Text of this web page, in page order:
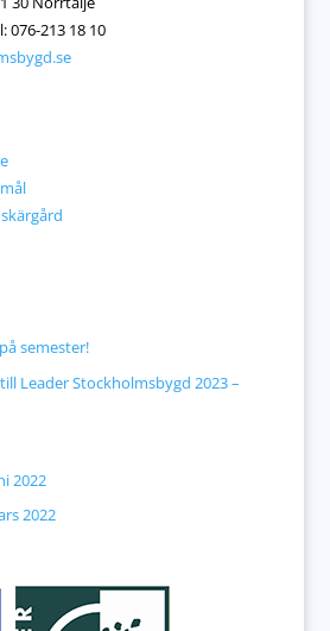
076-213 18 10
semester!
Leader Stockholmsbygd 2023 –
2022
2022